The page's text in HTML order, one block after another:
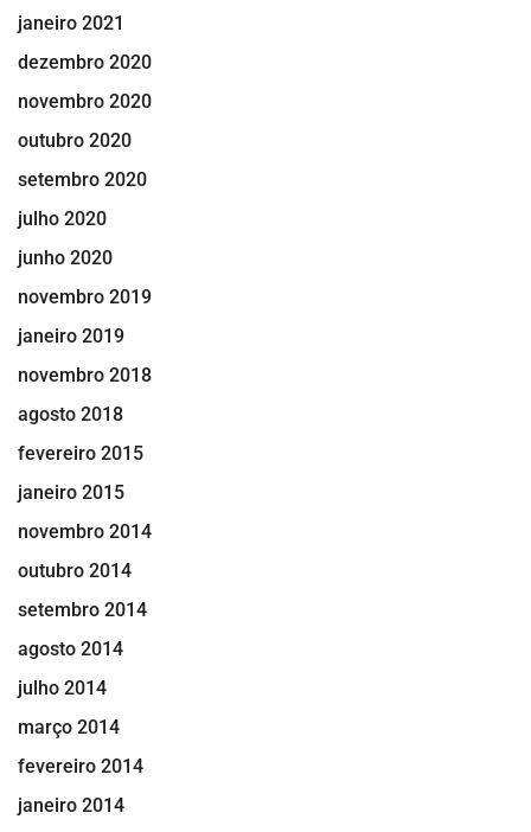
janeiro 2021
dezembro 2020
novembro 2020
outubro 2020
setembro 2020
julho 2020
junho 2020
novembro 2019
janeiro 2019
novembro 2018
agosto 2018
fevereiro 2015
janeiro 2015
novembro 2014
outubro 2014
setembro 2014
agosto 2014
julho 2014
março 2014
fevereiro 2014
janeiro 2014